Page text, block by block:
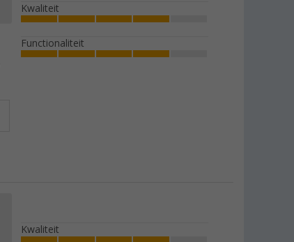
Kwaliteit
Functionaliteit
Kwaliteit